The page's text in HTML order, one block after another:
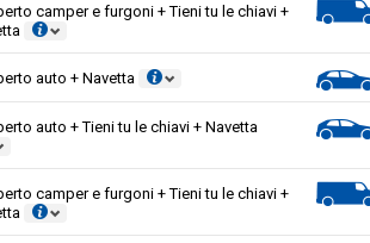
camper e furgoni + Tieni tu le chiavi +
auto + Navetta
auto + Tieni tu le chiavi + Navetta
camper e furgoni + Tieni tu le chiavi +